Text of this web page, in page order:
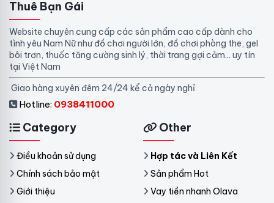
Thuê Bạn Gái
Website chuyên cung cấp các sản phẩm cao cấp dành cho
tình yêu Nam Nữ như đồ chơi người lớn, đồ chơi phòng the, gel
bôi trơn, thuốc tăng cường sinh lý, thời trang gợi cảm... uy tín
tại Việt Nam
Giao hàng xuyên đêm 24/24 kể cả ngày nghỉ
Hotline: 0938411000
Category
Điều khoản sử dụng
Chính sách bảo mật
Giới thiệu
Other
Hợp tác và Liên Kết
Sản phẩm Hot
Vay tiền nhanh Olava